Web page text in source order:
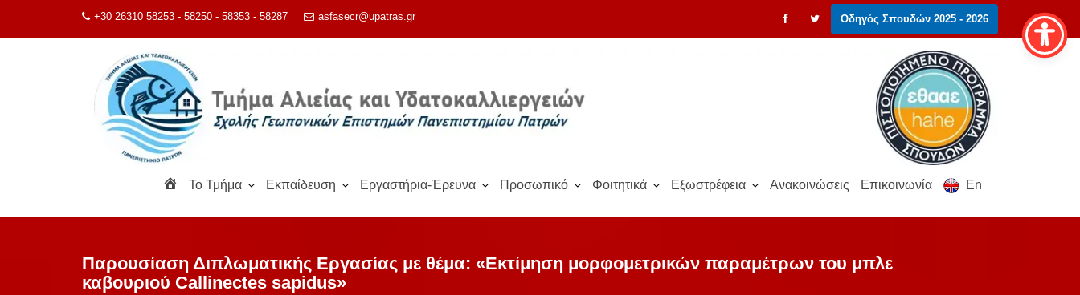
+30 26310 58253 - 58250 - 58353 - 58287 asfasecr@upatras.gr Οδηγός Σπουδών 2025 - 2026
χ
ή
To Τμήμα Εκπαίδευση Εργαστήρια-Έρευνα Προσωπικό Φοιτητικά Εξωστρέφεια Ανακοινώσεις Επικοινωνία En
Παρουσίαση Διπλωματικής Εργασίας με θέμα: «Εκτίμηση μορφομετρικών παραμέτρων του μπλε
καβουριού Callinectes sapidus»